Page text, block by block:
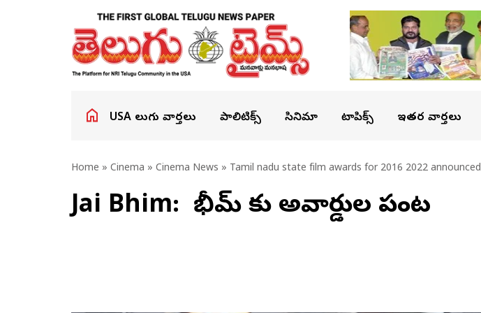
USA తెలుగు వార్తలు పాలిటిక్స్ సినిమా టాపిక్స్ ఇతర వార్తలు
Home » Cinema » Cinema News » Tamil nadu state film awards for 2016 2022 announced
Jai Bhim: జై భీమ్ కు అవార్డుల పంట‌